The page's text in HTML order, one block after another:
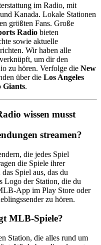
im Radio, mit
Kanada. Lokale Stationen
größten Fans. Große
Radio bieten
sowie aktuelle
Wir haben alle
um dir den
zu hören. Verfolge die New
über die Los Angeles
Giants.
wissen musst
streamen?
die jedes Spiel
die Spiele ihrer
Spiel aus, das du
Logo der Station, die du
App im Play Store oder
zu hören.
MLB-Spiele?
Station, die alles rund um